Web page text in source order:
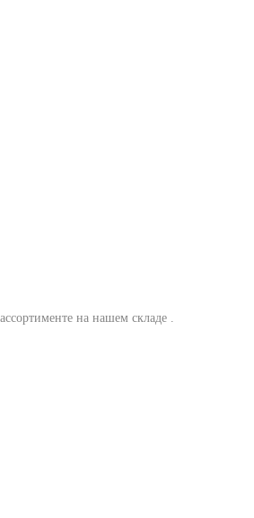
на нашем складе .